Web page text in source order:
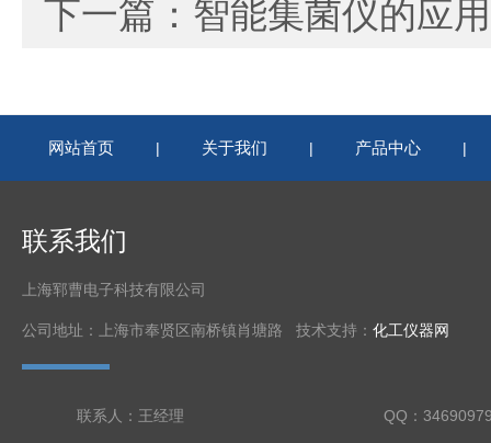
下一篇： 智能集菌仪的应
网站首页 | 关于我们 | 产品中心 |
联系我们
上海郓曹电子科技有限公司
公司地址：上海市奉贤区南桥镇肖塘路 技术支持： 化工仪器网
联系人：王经理 QQ：